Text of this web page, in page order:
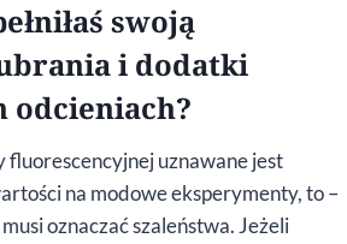
swoją
i dodatki
odcieniach?
fluorescencyjnej uznawane jest
na modowe eksperymenty, to –
oznaczać szaleństwa. Jeżeli